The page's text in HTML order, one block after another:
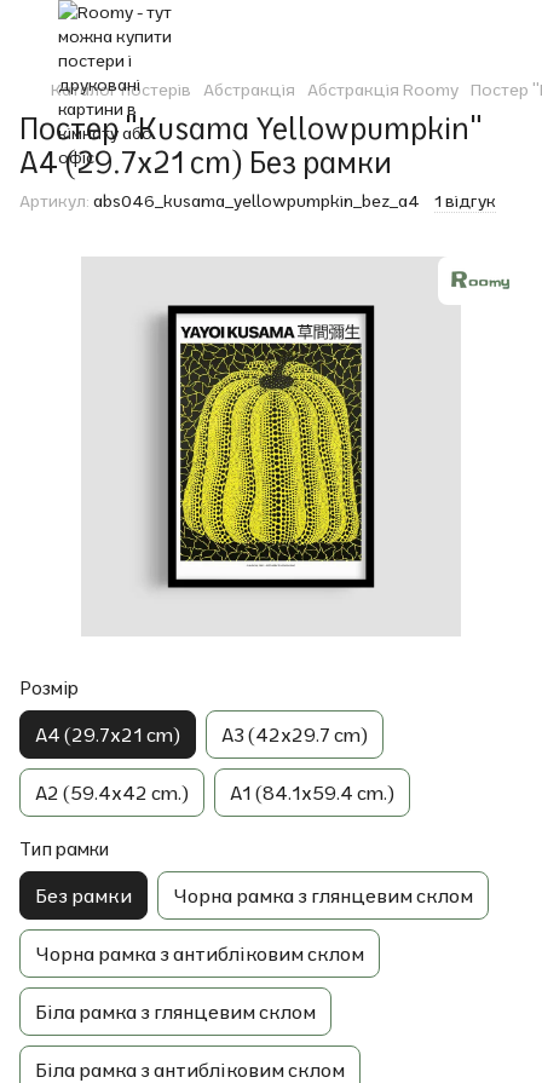
Каталог постерів Абстракція Абстракція Roomy Постер
Постер "Kusama Yellowpumpkin"
A4 (29.7x21 cm) Без рамки
Артикул: abs046_kusama_yellowpumpkin_bez_a4 1 відгук
Розмір
A4 (29.7x21 cm) A3 (42x29.7 cm)
A2 (59.4x42 cm.) A1 (84.1x59.4 cm.)
Тип рамки
Без рамки Чорна рамка з глянцевим склом
Чорна рамка з антибліковим склом
Біла рамка з глянцевим склом
Біла рамка з антибліковим склом